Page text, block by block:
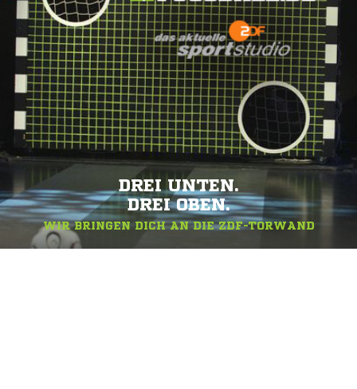
DREI UNTEN.
DREI OBEN.
WIR BRINGEN DICH AN DIE ZDF-TORWAND